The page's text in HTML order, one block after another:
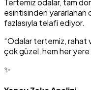
Tertemiz odalar, tam
esintisinden yararlanan
fazlasıyla telafi ediyor.
“Odalar tertemiz, rahat
çok güzel, hem her yere
✨